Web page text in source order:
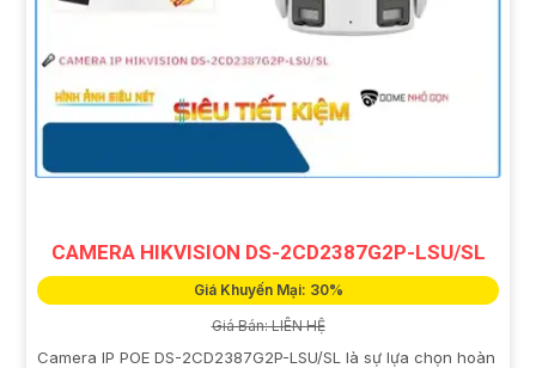
CAMERA HIKVISION DS-2CD2387G2P-LSU/SL
Giá Khuyến Mại: 30%
Giá Bán: LIÊN HỆ
Camera IP POE DS-2CD2387G2P-LSU/SL là sự lựa chọn hoàn